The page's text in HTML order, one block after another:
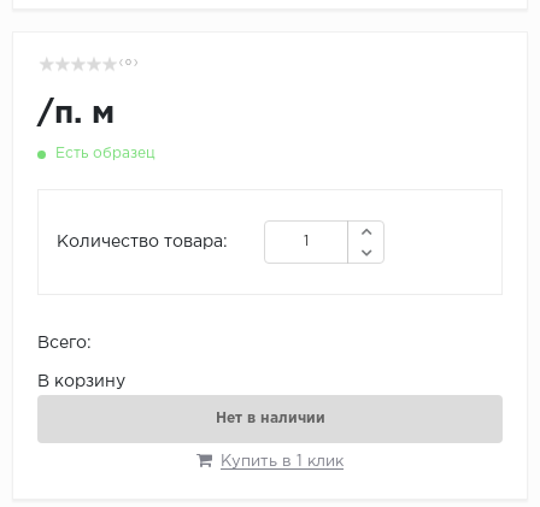
( 0 )
/п. м
Есть образец
Количество товара:
Всего:
В корзину
Нет в наличии
Купить в 1 клик